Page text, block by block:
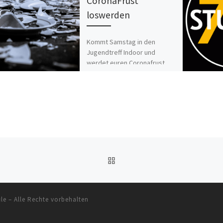
loswerden
Kommt Samstag in den
Jugendtreff Indoor und
werdet euren Coronafrust
– Alle Rechte vorbehalten